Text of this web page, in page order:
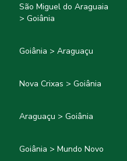
São Miguel do Araguaia
> Goiânia
Goiânia > Araguaçu
Nova Crixas > Goiânia
Araguaçu > Goiânia
Goiânia > Mundo Novo